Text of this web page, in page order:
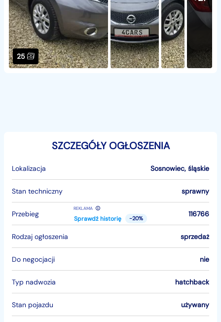
25
SZCZEGÓŁY OGŁOSZENIA
Lokalizacja Sosnowiec, śląskie
Stan techniczny sprawny
Przebieg
REKLAMA
Sprawdź historię -20%
116766
Rodzaj ogłoszenia sprzedaż
Do negocjacji nie
Typ nadwozia hatchback
Stan pojazdu używany